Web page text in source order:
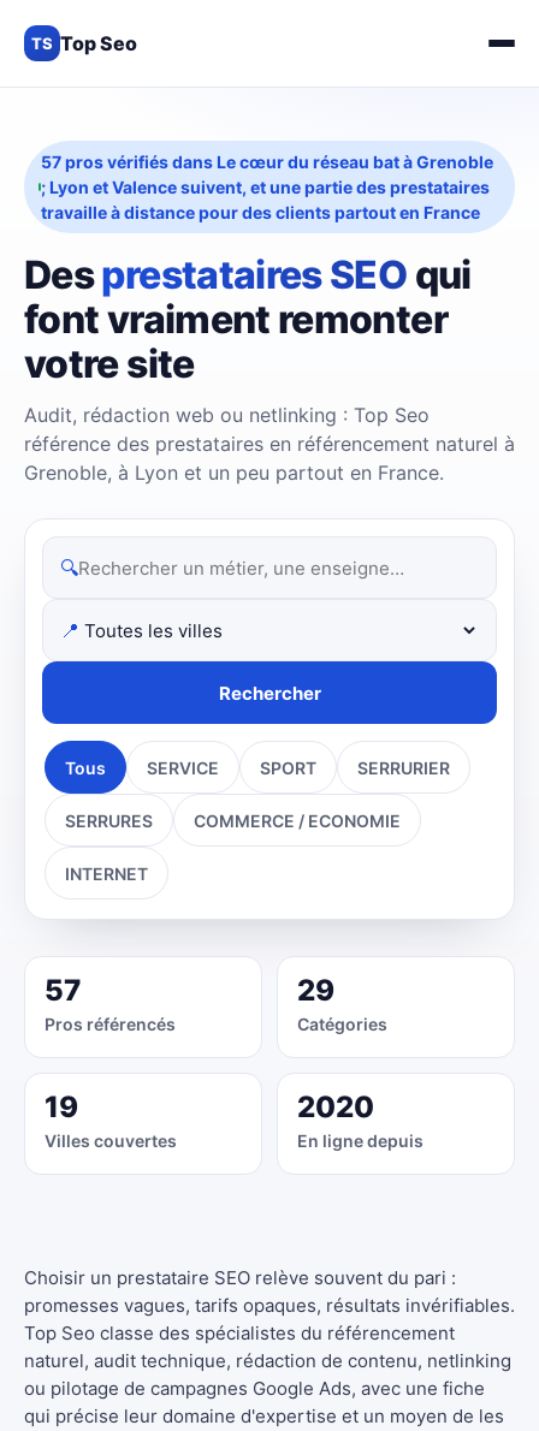
TS Top Seo
57 pros vérifiés dans Le cœur du réseau bat à Grenoble
; Lyon et Valence suivent, et une partie des prestataires
travaille à distance pour des clients partout en France
Desprestataires SEO qui
font vraiment remonter
votre site
Audit, rédaction web ou netlinking : Top Seo
référence des prestataires en référencement naturel à
Grenoble, à Lyon et un peu partout en France.
🔍
📍
Rechercher
Tous SERVICE SPORT SERRURIER
SERRURES COMMERCE / ECONOMIE
INTERNET
57
Pros référencés
29
Catégories
19
Villes couvertes
2020
En ligne depuis
Choisir un prestataire SEO relève souvent du pari :
promesses vagues, tarifs opaques, résultats invérifiables.
Top Seo classe des spécialistes du référencement
naturel, audit technique, rédaction de contenu, netlinking
ou pilotage de campagnes Google Ads, avec une fiche
qui précise leur domaine d'expertise et un moyen de les